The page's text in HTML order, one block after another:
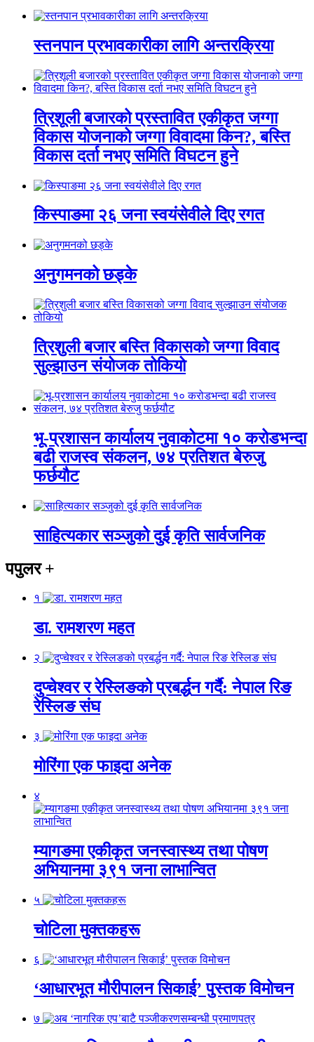
स्तनपान प्रभावकारीका लागि अन्तरक्रिया
त्रिशूली बजारको प्रस्तावित एकीकृत जग्गा
विकास योजनाको जग्गा विवादमा किन?, बस्ति
विकास दर्ता नभए समिति विघटन हुने
किस्पाङमा २६ जना स्वयंसेवीले दिए रगत
अनुगमनको छड्के
त्रिशुली बजार बस्ति विकासको जग्गा विवाद
सुल्झाउन संयोजक तोकियो
भू-प्रशासन कार्यालय नुवाकोटमा १० करोडभन्दा
बढी राजस्व संकलन, ७४ प्रतिशत बेरुजु
फर्छयौट
साहित्यकार सञ्जुको दुई कृति सार्वजनिक
पपुलर+
१
डा. रामशरण महत
२
दुप्चेश्वर र रेस्लिङको प्रबर्द्धन गर्दै: नेपाल रिङ
रेस्लिङ संघ
३
मोरिंगा एक फाइदा अनेक
४
म्यागङमा एकीकृत जनस्वास्थ्य तथा पोषण
अभियानमा ३९१ जना लाभान्वित
५
चोटिला मुक्तकहरू
६
‘आधारभूत मौरीपालन सिकाई’ पुस्तक विमोचन
७